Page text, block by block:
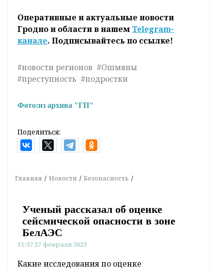
Оперативные и актуальные новости
Гродно и области в нашем Telegram-
канале. Подписывайтесь по ссылке!
#новости регионов #Ошмяны
#преступность #подростки
Фото:из архива "ГП"
Поделиться:
Главная Новости Безопасность
Ученый рассказал об оценке
сейсмической опасности в зоне
БелАЭС
11:37 27 февраля 2023